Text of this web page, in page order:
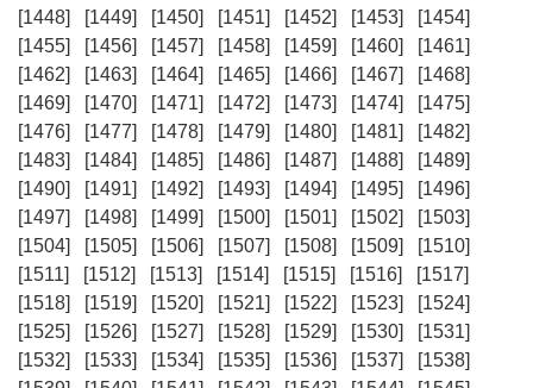
[1448]
[1449] [1450] [1451] [1452] [1453]
[1454]
[1455]
[1456] [1457] [1458] [1459] [1460]
[1461]
[1462]
[1463] [1464] [1465] [1466] [1467]
[1468]
[1469]
[1470] [1471] [1472] [1473] [1474]
[1475]
[1476]
[1477] [1478] [1479] [1480] [1481]
[1482]
[1483]
[1484] [1485] [1486] [1487] [1488]
[1489]
[1490]
[1491] [1492] [1493] [1494] [1495]
[1496]
[1497]
[1498] [1499] [1500] [1501] [1502]
[1503]
[1504]
[1505] [1506] [1507] [1508] [1509]
[1510]
[1511]
[1512] [1513] [1514] [1515] [1516]
[1517]
[1518]
[1519] [1520] [1521] [1522] [1523]
[1524]
[1525]
[1526] [1527] [1528] [1529] [1530]
[1531]
[1532]
[1533] [1534] [1535] [1536] [1537]
[1538]